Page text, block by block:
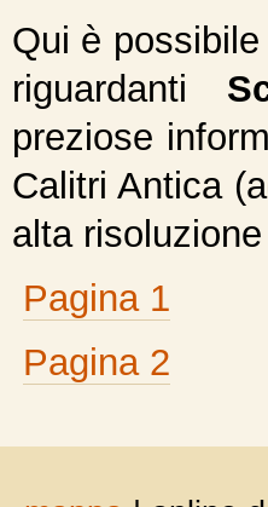
Qui è
riguardanti
preziose
Calitri Antica
alta
Pagina 1
Pagina 2